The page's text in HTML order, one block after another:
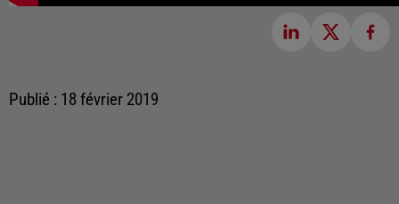
Publié : 18 février 2019